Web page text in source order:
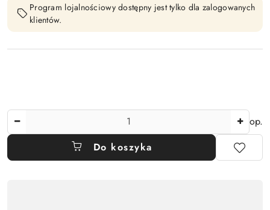
Program lojalnościowy dostępny jest tylko dla zalogowanych
klientów.
op.
Do koszyka